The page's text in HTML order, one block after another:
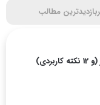
مطالب